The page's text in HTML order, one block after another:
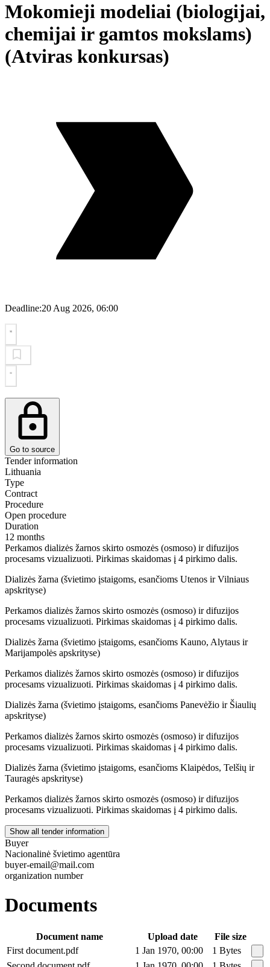
Mokomieji modeliai (biologijai,
chemijai ir gamtos mokslams)
(Atviras konkursas)
Deadline:20 Aug 2026, 06:00
Go to source
Tender information
Lithuania
Type
Contract
Procedure
Open procedure
Duration
12 months
Perkamos dializės žarnos skirto osmozės (osmoso) ir difuzijos
procesams vizualizuoti. Pirkimas skaidomas į 4 pirkimo dalis.
Dializės žarna (švietimo įstaigoms, esančioms Utenos ir Vilniaus
apskrityse)
Perkamos dializės žarnos skirto osmozės (osmoso) ir difuzijos
procesams vizualizuoti. Pirkimas skaidomas į 4 pirkimo dalis.
Dializės žarna (švietimo įstaigoms, esančioms Kauno, Alytaus ir
Marijampolės apskrityse)
Perkamos dializės žarnos skirto osmozės (osmoso) ir difuzijos
procesams vizualizuoti. Pirkimas skaidomas į 4 pirkimo dalis.
Dializės žarna (švietimo įstaigoms, esančioms Panevėžio ir Šiaulių
apskrityse)
Perkamos dializės žarnos skirto osmozės (osmoso) ir difuzijos
procesams vizualizuoti. Pirkimas skaidomas į 4 pirkimo dalis.
Dializės žarna (švietimo įstaigoms, esančioms Klaipėdos, Telšių ir
Tauragės apskrityse)
Perkamos dializės žarnos skirto osmozės (osmoso) ir difuzijos
procesams vizualizuoti. Pirkimas skaidomas į 4 pirkimo dalis.
Show all tender information
Buyer
Nacionalinė švietimo agentūra
buyer-email@mail.com
organization number
Documents
Document name Upload date
File size
First document.pdf
1 Jan 1970, 00:00
1 Bytes